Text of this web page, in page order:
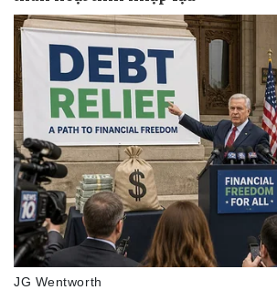
Vụ án
Tin nóng
Tư vấn luật
Vũ khí
Việt Nam
Phân tích